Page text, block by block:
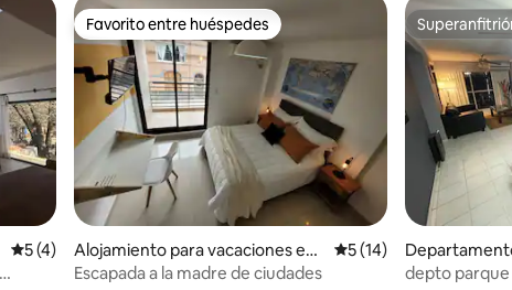
Calificación promedio: 5 de 5. 4 evaluaciones
5 (4)
Favorito entre huéspedes
Favorito entre huéspedes
Alojamiento para vacaciones en
Santiago del Estero
Calificación promedio:
5 (14)
Escapada a la madre de ciudades
Estero
depto